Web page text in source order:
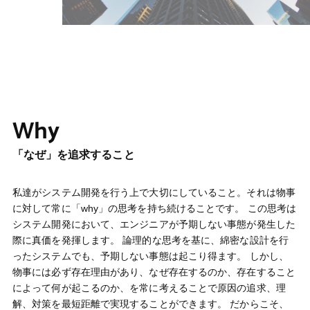
Why
「なぜ」を追求すること
私達がシステム開発を行う上で大切にしていること。それは物事
に対して常に「why」の思考を持ち続けることです。 この思考は
システム開発において、エンジニアが予期しない事態が発生した
際に真価を発揮します。 論理的な思考を基に、綿密な設計を行
ったシステムでも、予期しない事態は起こり得ます。 しかし、
物事には必ず存在理由があり、なぜ存在するのか、存在すること
によって何が起こるのか、を常に考えることで原因の追求、理
解、対策を最短距離で実現することができます。 だからこそ、